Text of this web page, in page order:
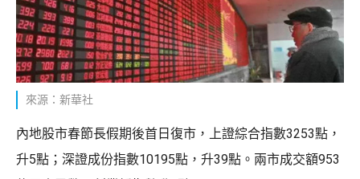
來源：新華社
內地股市春節長假期後首日復市，上證綜合指數3253點，
升5點；深證成份指數10195點，升39點。兩市成交額953